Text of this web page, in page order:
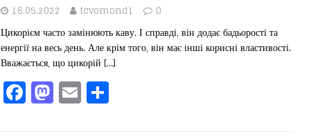
o
o
k
o
n
я
16.05.2022 fcvomond1 0
Цикорієм часто замінюють каву. І справді, він додає бадьорості та
енергії на весь день. Але крім того, він має інші корисні властивості.
Вважається, що цикорій […]
F
a
M
a
E
m